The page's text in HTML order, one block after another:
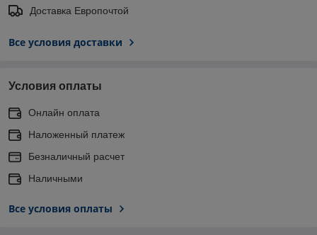
Доставка Европочтой
Все условия доставки
Условия оплаты
Онлайн оплата
Наложенный платеж
Безналичный расчет
Наличными
Все условия оплаты